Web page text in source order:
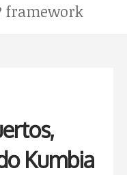
enter to search
framework
Kumbia